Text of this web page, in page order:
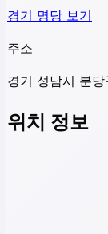
경기 명당 보기
주소
경기 성남시 분
위치 정보